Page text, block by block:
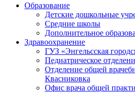
Образование
Детские дошкольные
Средние школы
Дополнительное
Здравоохранение
ГУЗ «Энгельсская
Педиатрическое
Отделение общей
Квасниковка
Офис врача общей